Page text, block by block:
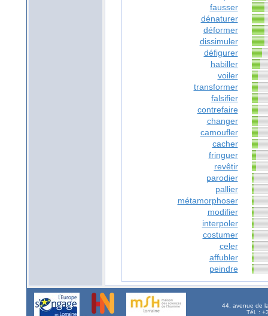
fausser
dénaturer
déformer
dissimuler
défigurer
habiller
voiler
transformer
falsifier
contrefaire
changer
camoufler
cacher
fringuer
revêtir
parodier
pallier
métamorphoser
modifier
interpoler
costumer
celer
affubler
peindre
44, avenue de
Tél. :